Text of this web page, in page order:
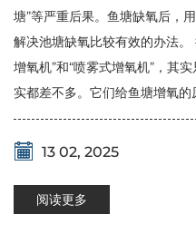
塘”等严重后果。鱼塘缺氧后，
解决池塘缺氧比较有效的办法。
增氧机”和“喷雾式增氧机”，其
实都差不多。它们给鱼塘增氧的
13 02, 2025
阅读更多